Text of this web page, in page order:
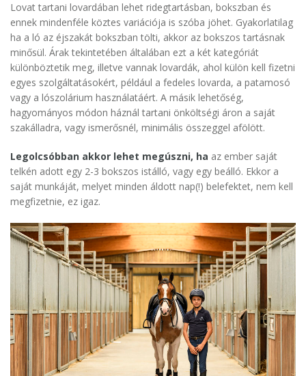
Lovat tartani lovardában lehet ridegtartásban, bokszban és
ennek mindenféle köztes variációja is szóba jöhet. Gyakorlatilag
ha a ló az éjszakát bokszban tölti, akkor az bokszos tartásnak
minősül. Árak tekintetében általában ezt a két kategóriát
különböztetik meg, illetve vannak lovardák, ahol külön kell fizetni
egyes szolgáltatásokért, például a fedeles lovarda, a patamosó
vagy a lószolárium használatáért. A másik lehetőség,
hagyományos módon háznál tartani önköltségi áron a saját
szakálladra, vagy ismerősnél, minimális összeggel afölött.
Legolcsóbban akkor lehet megúszni, ha az ember saját
telkén adott egy 2-3 bokszos istálló, vagy egy beálló. Ekkor a
saját munkáját, melyet minden áldott nap(!) belefektet, nem kell
megfizetnie, ez igaz.